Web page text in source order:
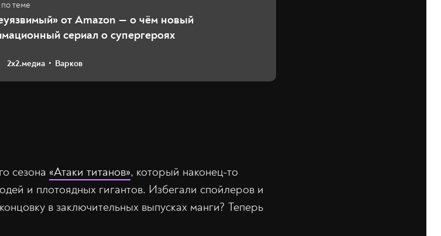
от Amazon — о чём новый
сериал о супергероях
2х2.медиа Варков
сезона «Атаки титанов», который наконец-то
и плотоядных гигантов. Избегали спойлеров и
в заключительных выпусках манги? Теперь